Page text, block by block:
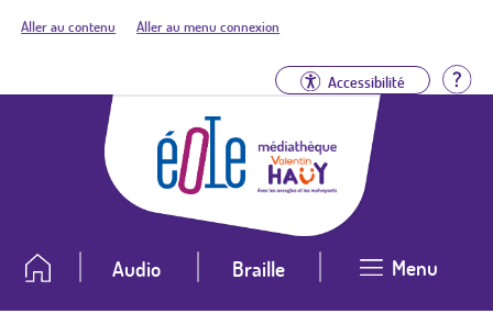
Aller au contenu Aller au menu connexion
Accessibilité
Audio Braille Menu